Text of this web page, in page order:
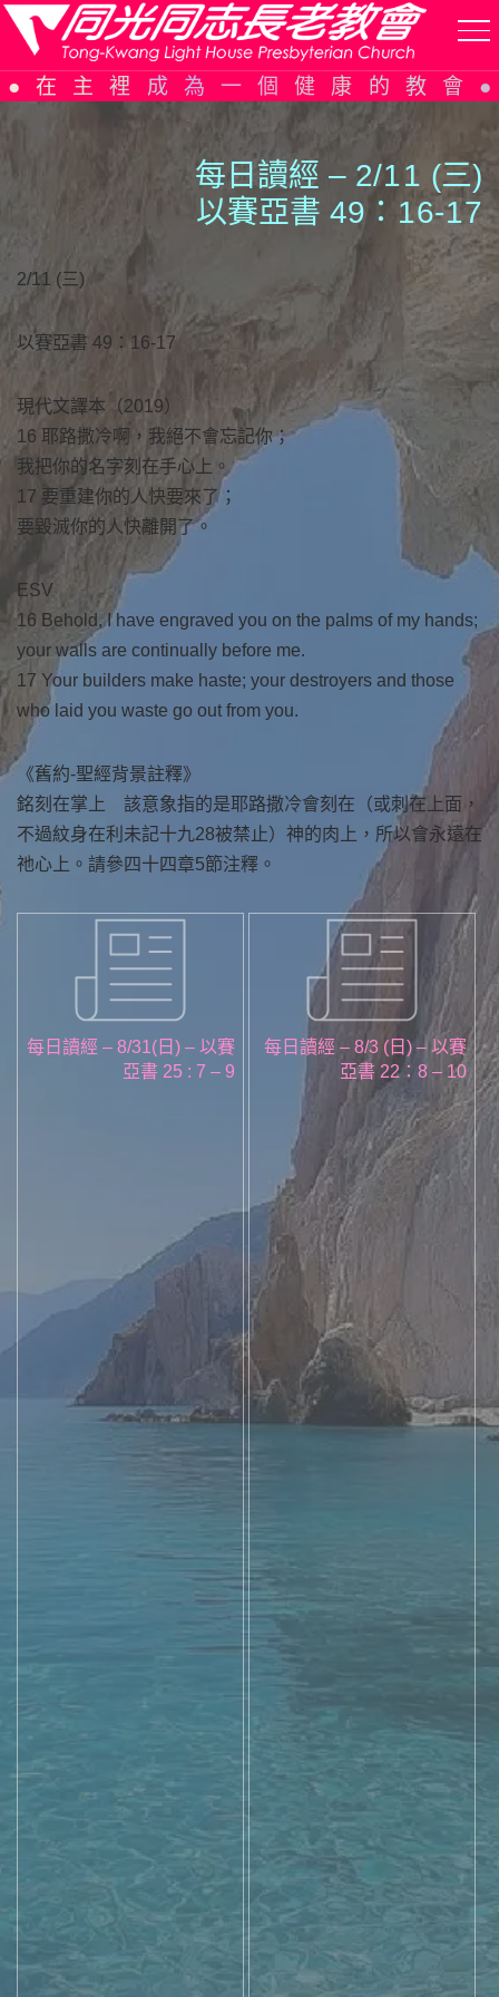
Skip
to
在主裡成為一個健康的教會
每日讀經 – 2/11 (三)
以賽亞書 49： 16-17
2/11 (三)
以賽亞書 49：16-17
現代文譯本（2019）
16 耶路撒冷啊，我絕不會忘記你；
我把你的名字刻在手心上。
17 要重建你的人快要來了；
要毀滅你的人快離開了。
ESV
16 Behold, I have engraved you on the palms of my hands;
your walls are continually before me.
17 Your builders make haste; your destroyers and those
who laid you waste go out from you.
《舊約-聖經背景註釋》
銘刻在掌上 該意象指的是耶路撒冷會刻在（或刺在上面，
不過紋身在利未記十九28被禁止）神的肉上，所以會永遠在
祂心上。請參四十四章5節注釋。
每日讀經 – 8/31(日) – 以賽
亞書 25 : 7 – 9
每日讀經 – 8/3 (日) – 以賽
亞書 22：8 – 10